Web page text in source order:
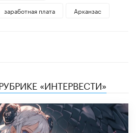
заработная плата Арканзас
«ИНТЕРВЕСТИ»